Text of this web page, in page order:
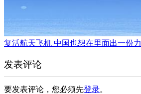
复活航天飞机 中国也想在里面出一份力
发表评论
要发表评论，您必须先登录。